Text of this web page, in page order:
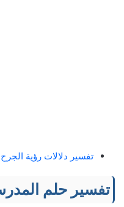
تفسير دلالات رؤية
تفسير حلم